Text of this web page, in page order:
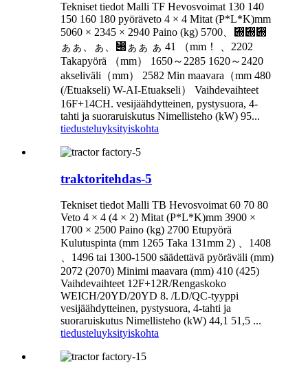
Tekniset tiedot Malli TF Hevosvoimat 130 140
150 160 180 pyöräveto 4 × 4 Mitat (P*L*K)mm
5060 × 2345 × 2940 Paino (kg) 5700、぀぀぀
ぁぁ、ぁ、぀ぁぁ ぁ 41 （mm！ 、2202
Takapyörä （mm） 1650～2285 1620～2420
akseliväli（mm） 2582 Min maavara（mm 480
(/Etuakseli) W-AI-Etuakseli） Vaihdevaihteet
16F+14CH. vesijäähdytteinen, pystysuora, 4-
tahti ja suoraruiskutus Nimellisteho (kW) 95...
tiedusteluyksityiskohta
traktoritehdas-5
Tekniset tiedot Malli TB Hevosvoimat 60 70 80
Veto 4 × 4 (4 × 2) Mitat (P*L*K)mm 3900 ×
1700 × 2500 Paino (kg) 2700 Etupyörä
Kulutuspinta (mm 1265 Taka 131mm 2) 、1408
、1496 tai 1300-1500 säädettävä pyöräväli (mm)
2072 (2070) Minimi maavara (mm) 410 (425)
Vaihdevaihteet 12F+12R/Rengaskoko
WEICH/20YD/20YD 8. /LD/QC-tyyppi
vesijäähdytteinen, pystysuora, 4-tahti ja
suoraruiskutus Nimellisteho (kW) 44,1 51,5 ...
tiedusteluyksityiskohta